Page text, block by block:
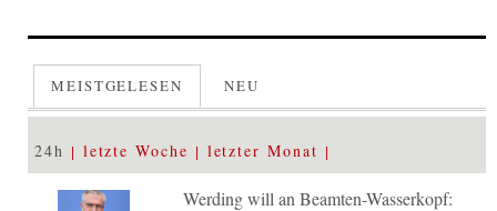
MEISTGELESEN NEU
24h letzte Woche letzter Monat
Werding will an Beamten-Wasserkopf: